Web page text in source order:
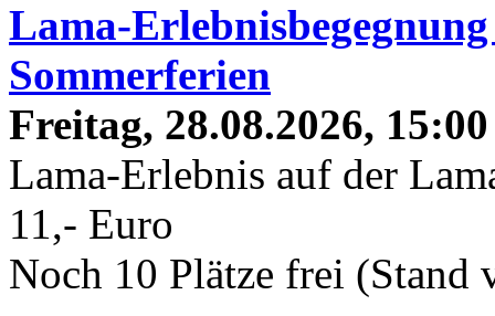
Lama-
Sommerferien
Freitag, 28.08.2026,
Lama-Erlebnis auf der
11,- Euro
Noch 10 Plätze frei (Stand